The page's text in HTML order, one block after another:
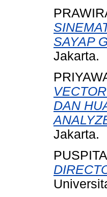
SAYAP
Jakarta.
DAN
Jakarta.